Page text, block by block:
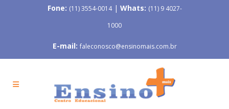
Fone: (11) 3554-0014| Whats: (11) 9 4027-
1000
E-mail: faleconosco@ensinomais.com.br